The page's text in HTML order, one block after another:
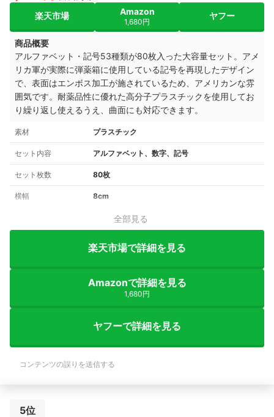
楽天市場 Amazon
1,680円
ヤフー
商品概要
アルファベット・記号53種類が80枚入った大容量セット。アメ
リカ軍が実際に弾薬箱に使用している記号を再現したデザイン
で、表面はエンボス加工が施されているため、アメリカンな雰
囲気です。耐薬品性に優れた高分子プラスチックを使用してお
り繰り返し使えるうえ、曲面にも対応できます。
素材 プラスチック
セット内容 アルファベット、数字、記号
セット枚数 80枚
横幅 8cm
全部見る
楽天市場で詳細を見る
Amazonで詳細を見る
1,680円
ヤフーで詳細を見る
コンテンツの誤りを送信する
5位